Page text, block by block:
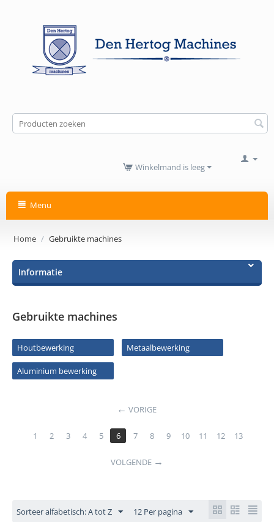
Winkelmand is leeg
Menu
Home / Gebruikte machines
Informatie
Gebruikte machines
Houtbewerking Metaalbewerking
Aluminium bewerking
VORIGE
1 2 3 4 5 6 7 8 9 10 11 12 13
VOLGENDE
Sorteer alfabetisch: A tot Z 12 Per pagina